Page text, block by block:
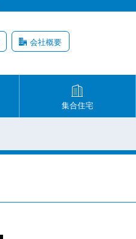
会社概要
集合住宅